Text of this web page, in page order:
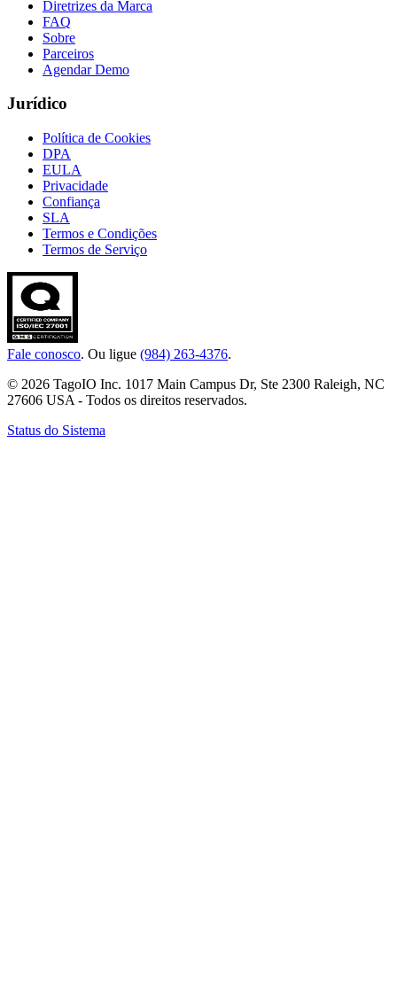
Diretrizes da Marca
FAQ
Sobre
Parceiros
Agendar Demo
Jurídico
Política de Cookies
DPA
EULA
Privacidade
Confiança
SLA
Termos e Condições
Termos de Serviço
Fale conosco. Ou ligue (984) 263-4376.
© 2026 TagoIO Inc. 1017 Main Campus Dr, Ste 2300 Raleigh, NC
27606 USA - Todos os direitos reservados.
Status do Sistema